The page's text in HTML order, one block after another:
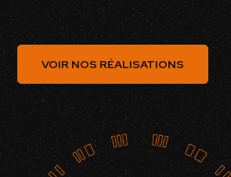
VOIR NOS RÉALISATIONS